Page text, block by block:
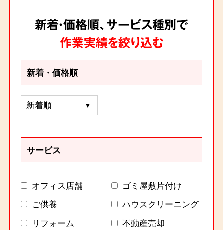
新着・価格順、サービス種別で
作業実績を絞り込む
新着・価格順
サービス
オフィス店舗
ゴミ屋敷片付け
ご供養
ハウスクリーニング
リフォーム
不動産売却